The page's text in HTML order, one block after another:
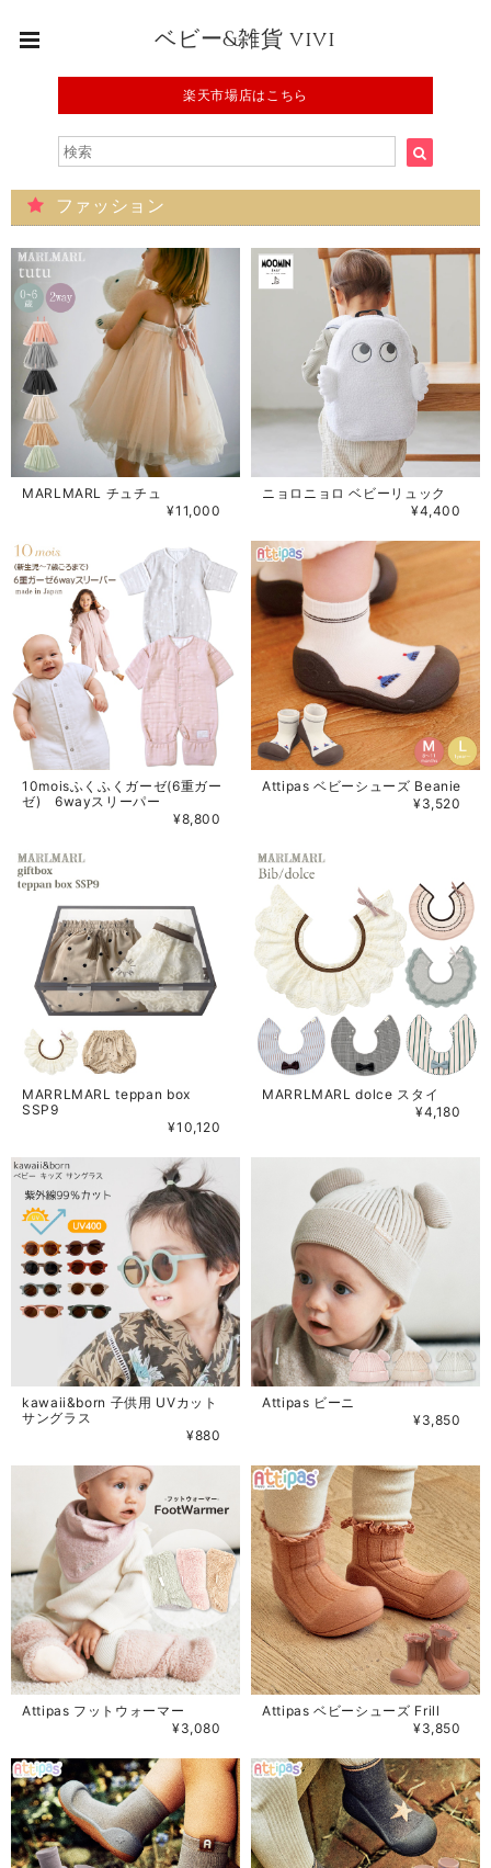
ベビー&雑貨 vivi
楽天市場店はこちら
ファッション
MARLMARL チュチュ
¥11,000
ニョロニョロ ベビーリュック
¥4,400
10moisふくふくガーゼ(6重ガー
ゼ) 6wayスリーパー
¥8,800
Attipas ベビーシューズ Beanie
¥3,520
MARRLMARL teppan box
SSP9
¥10,120
MARRLMARL dolce スタイ
¥4,180
kawaii&born 子供用 UVカット
サングラス
¥880
Attipas ビーニ
¥3,850
Attipas フットウォーマー
¥3,080
Attipas ベビーシューズ Frill
¥3,850